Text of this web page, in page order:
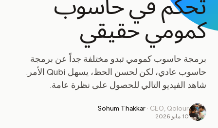
لـ
الهواة
المعلمون
الأطفال وأولياء الأمور
المؤسسات
العلم
كيوبتات في الواقع
كمومي حقيقي
برمجة حاسوب كمومي تبدو مختلفة جداً عن برمجة
حاسوب عادي، لكن لحسن الحظ، يسهل Qubi الأمر.
شاهد الفيديو التالي للحصول على نظرة عامة.
Sohum Thakkar · CEO, Qolour
10 مايو 2026